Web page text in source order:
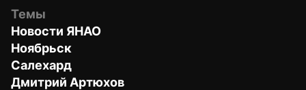
Темы
Новости ЯНАО
Ноябрьск
Салехард
Дмитрий Артюхов